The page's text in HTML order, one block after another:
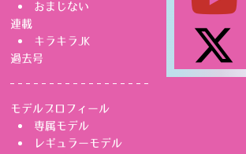
おまじない
連載
キラキラJK
過去号
モデルプロフィール
専属モデル
レギュラーモデル